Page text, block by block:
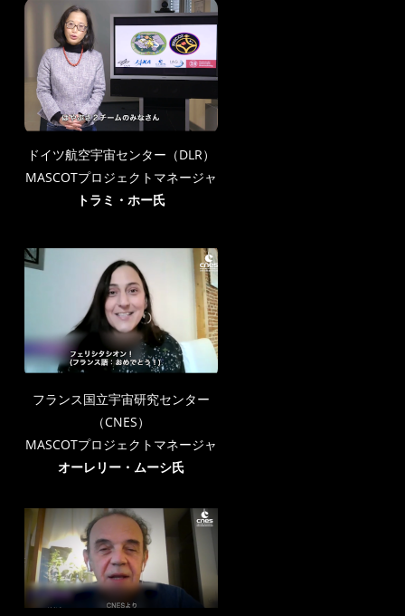
ドイツ航空宇宙センター（DLR）
MASCOTプロジェクトマネージャ
トラミ・ホー氏
フランス国立宇宙研究センター
（CNES）
MASCOTプロジェクトマネージャ
オーレリー・ムーシ氏